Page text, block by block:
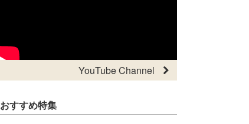
YouTube Channel
おすすめ特集